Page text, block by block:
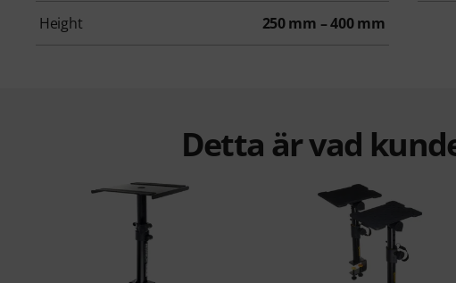
Height 250 mm – 400 mm
Detta är vad